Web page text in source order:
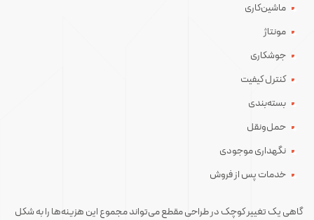
ماشین‌کاری
مونتاژ
جوشکاری
کنترل کیفیت
بسته‌بندی
حمل‌ونقل
نگهداری موجودی
خدمات پس از فروش
گاهی یک تغییر کوچک در طراحی مقطع می‌تواند مجموع این هزینه‌ها را به شکل